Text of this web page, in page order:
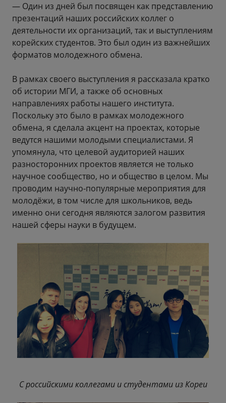
— Один из дней был посвящен как представлению
презентаций наших российских коллег о
деятельности их организаций, так и выступлениям
корейских студентов. Это был один из важнейших
форматов молодежного обмена.
В рамках своего выступления я рассказала кратко
об истории МГИ, а также об основных
направлениях работы нашего института.
Поскольку это было в рамках молодежного
обмена, я сделала акцент на проектах, которые
ведутся нашими молодыми специалистами. Я
упомянула, что целевой аудиторией наших
разносторонних проектов является не только
научное сообщество, но и общество в целом. Мы
проводим научно-популярные мероприятия для
молодёжи, в том числе для школьников, ведь
именно они сегодня являются залогом развития
нашей сферы науки в будущем.
С российскими коллегами и студентами из Кореи